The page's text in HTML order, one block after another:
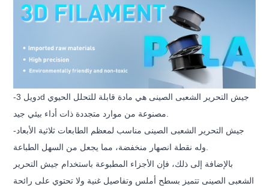
-دويل 3d جيش التحرير الشعبى الصينى هي مادة قابلة للتحلل الحيوي
-جيش التحرير الشعبى الصينى مناسب لمعظم الطابعات ثلاثية الأبعاد
بالإضافة إلى ذلك، فإن الأجزاء المطبوعة باستخدام جيش التحرير
الشعبى الصينى تتميز بسطح أملس وتفاصيل غنية ولا تحتوي على رائحة